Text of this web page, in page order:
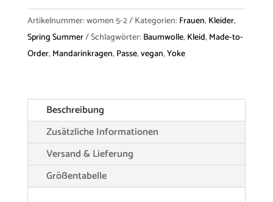
Menge
Artikelnummer:women 5-2 Kategorien: Frauen, Kleider,
Spring Summer Schlagwörter: Baumwolle, Kleid, Made-to-
Order, Mandarinkragen, Passe,vegan,Yoke
Beschreibung
Zusätzliche Informationen
Versand & Lieferung
Größentabelle